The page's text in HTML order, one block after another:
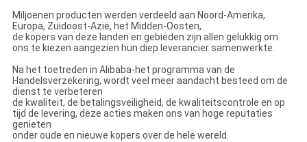
Miljoenen producten werden verdeeld aan Noord-Amerika,
Europa, Zuidoost-Azië, het Midden-Oosten,
de kopers van deze landen en gebieden zijn allen gelukkig om
ons te kiezen aangezien hun diep leverancier samenwerkte.
Na het toetreden in Alibaba-het programma van de
Handelsverzekering, wordt veel meer aandacht besteed om de
dienst te verbeteren
de kwaliteit, de betalingsveiligheid, de kwaliteitscontrole en op
tijd de levering, deze acties maken ons van hoge reputaties
genieten
onder oude en nieuwe kopers over de hele wereld.